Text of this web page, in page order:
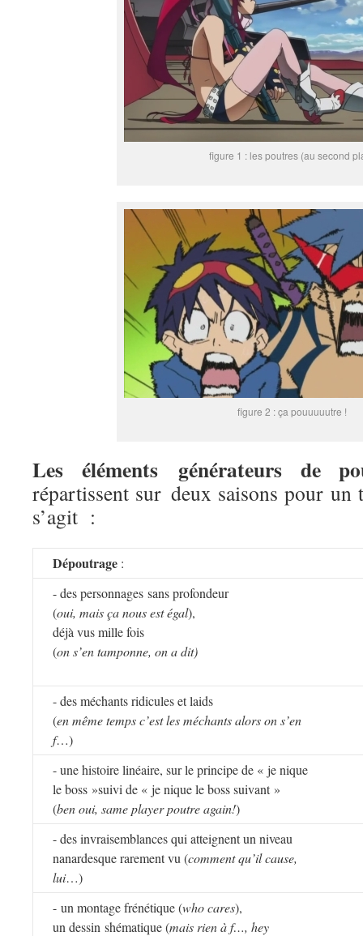
figure 1 : les poutres (au second
figure 2 : ça pouuuuutre !
Les éléments générateurs de
répartissent sur deux saisons pour un
s’agit :
Dépoutrage :
- des personnages sans profondeur
(oui, mais ça nous est égal),
déjà vus mille fois
(on s’en tamponne, on a dit)
- des méchants ridicules et laids
(en même temps c’est les méchants alors on s’en
f…)
- une histoire linéaire, sur le principe de « je nique
le boss »suivi de « je nique le boss suivant »
(ben oui, same player poutre again!)
- des invraisemblances qui atteignent un niveau
nanardesque rarement vu (comment qu’il cause,
lui…)
- un montage frénétique (who cares),
un dessin shématique (mais rien à f…, hey